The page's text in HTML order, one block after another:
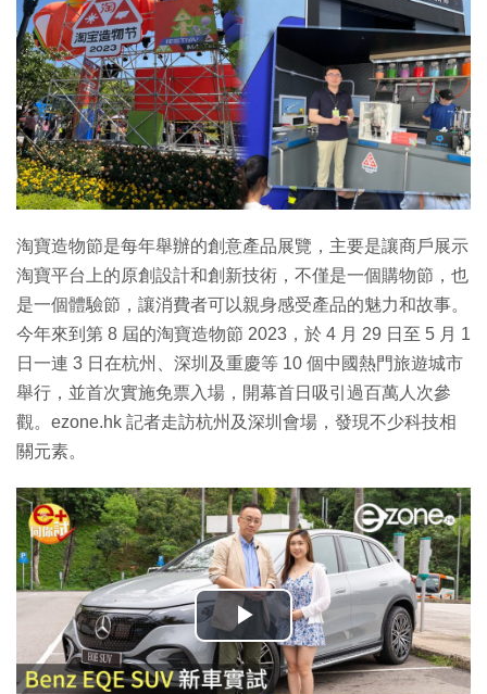
淘寶造物節是每年舉辦的創意產品展覽，主要是讓商戶展示
淘寶平台上的原創設計和創新技術，不僅是一個購物節，也
是一個體驗節，讓消費者可以親身感受產品的魅力和故事。
今年來到第 8 屆的淘寶造物節 2023，於 4 月 29 日至 5 月 1
日一連 3 日在杭州、深圳及重慶等 10 個中國熱門旅遊城市
舉行，並首次實施免票入場，開幕首日吸引過百萬人次參
觀。ezone.hk 記者走訪杭州及深圳會場，發現不少科技相
關元素。
播